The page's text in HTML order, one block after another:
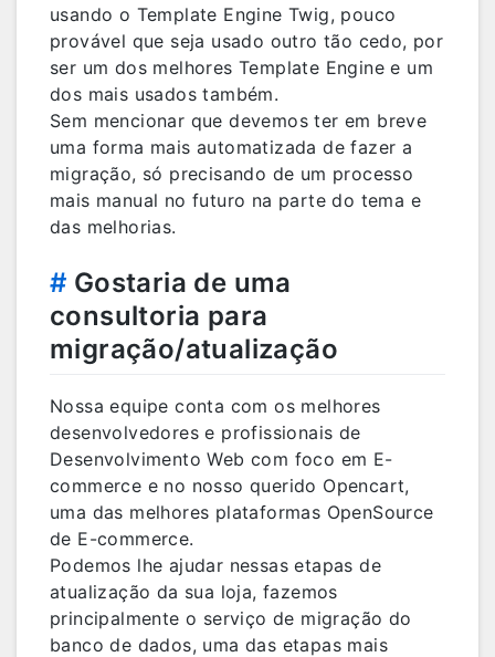
usando o Template Engine Twig, pouco
provável que seja usado outro tão cedo, por
ser um dos melhores Template Engine e um
dos mais usados também.
Sem mencionar que devemos ter em breve
uma forma mais automatizada de fazer a
migração, só precisando de um processo
mais manual no futuro na parte do tema e
das melhorias.
# Gostaria de uma
consultoria para
migração/atualização
Nossa equipe conta com os melhores
desenvolvedores e profissionais de
Desenvolvimento Web com foco em E-
commerce e no nosso querido Opencart,
uma das melhores plataformas OpenSource
de E-commerce.
Podemos lhe ajudar nessas etapas de
atualização da sua loja, fazemos
principalmente o serviço de migração do
banco de dados, uma das etapas mais